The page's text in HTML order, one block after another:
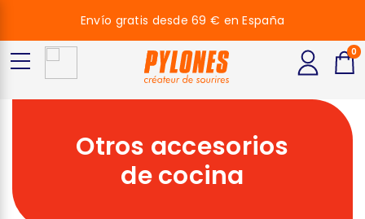
Otros accesorios
de cocina
Envío gratis desde 69 € en España
0